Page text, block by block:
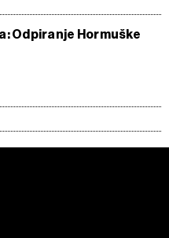
Odpiranje Hormuške